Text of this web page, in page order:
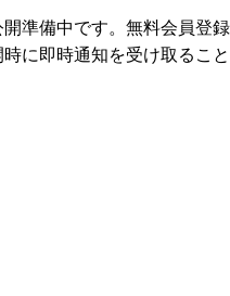
準備中です。無料会員登録
に即時通知を受け取ること